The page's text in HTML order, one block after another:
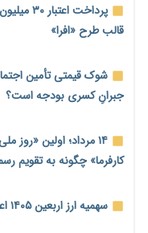
وام بدون رتبه اعتباری؛
ناترازی
ورود بخش خصوصی به
مطالبه کارگران
پرداخت
قالب طرح «افرا»
شوک قیمتی تأمین
جبرانِ کسری بودجه است؟
۱۴ مرداد؛ اولین «روز
کارفرما» چگونه به تقویم
سهمیه ارز اربعین ۱۴۰۵ اعلام شد؛ ۲۰۰ هزار دینار برای هر زائر